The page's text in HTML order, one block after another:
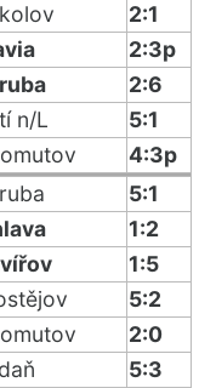
2:1
2:3p
2:6
n/L
5:1
4:3p
5:1
1:2
1:5
5:2
2:0
5:3